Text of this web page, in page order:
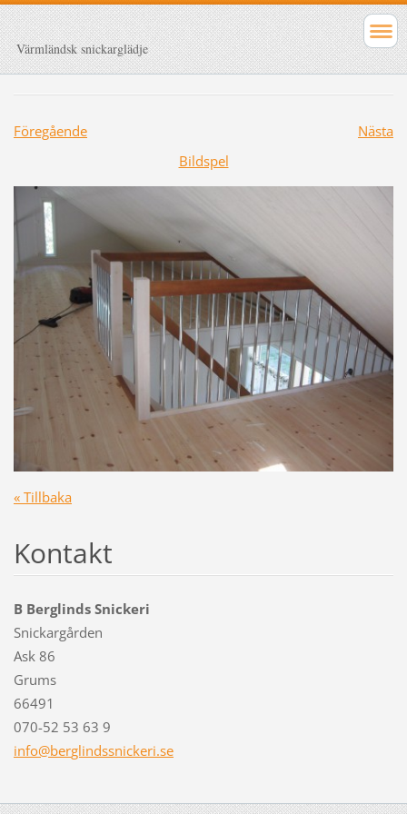
Värmländsk snickarglädje
Föregående
Nästa
Bildspel
« Tillbaka
Kontakt
B Berglinds Snickeri
Snickargården
Ask 86
Grums
66491
070-52 53 63 9
info@berglindssnickeri.se